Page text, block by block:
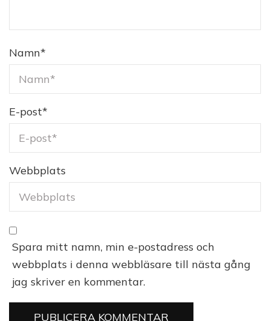
Namn*
E-post*
Webbplats
Spara mitt namn, min e-postadress och
webbplats i denna webbläsare till nästa gång
jag skriver en kommentar.